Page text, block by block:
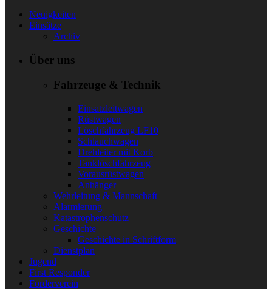
Neuigkeiten
Einsätze
Archiv
Über uns
Fahrzeuge & Technik
Einsatzleitwagen
Rüstwagen
Löschfahrzeug LF10
Schlauchwagen
Drehleiter mit Korb
Tanklöschfahrzeug
Vorausrüstwagen
Anhänger
Wehrleitung & Mannschaft
Alarmierung
Katastrophenschutz
Geschichte
Geschichte in Schriftform
Dienstplan
Jugend
First Responder
Förderverein